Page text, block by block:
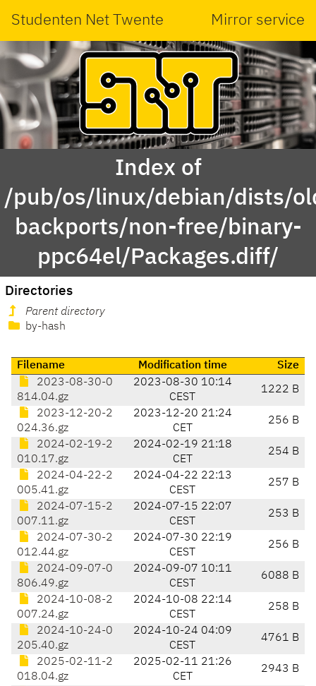
Studenten Net Twente Mirror service
Index of
/pub/os/linux/debian/dists/
backports/non-free/binary-
ppc64el/Packages.diff/
Directories
Parent directory
by-hash
Filename Modification time
Size
2023-08-30-0
814.04.gz
2023-08-30 10:14
CEST
1222 B
2023-12-20-2
024.36.gz
2023-12-20 21:24
CET
256 B
2024-02-19-2
010.17.gz
2024-02-19 21:18
CET
254 B
2024-04-22-2
005.41.gz
2024-04-22 22:13
CEST
257 B
2024-07-15-2
007.11.gz
2024-07-15 22:07
CEST
253 B
2024-07-30-2
012.44.gz
2024-07-30 22:19
CEST
256 B
2024-09-07-0
806.49.gz
2024-09-07 10:11
CEST
6088 B
2024-10-08-2
007.24.gz
2024-10-08 22:14
CEST
258 B
2024-10-24-0
205.40.gz
2024-10-24 04:09
CEST
4761 B
2025-02-11-2
018.04.gz
2025-02-11 21:26
CET
2943 B